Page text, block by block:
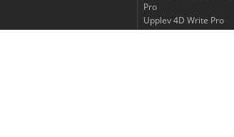
Pro
Upplev 4D Write Pro
Upptäck 4D View Pro